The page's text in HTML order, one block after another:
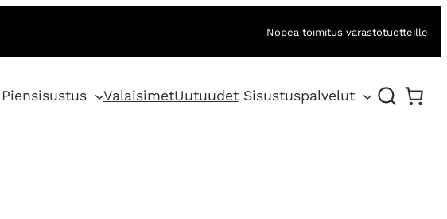
Nopea toimitus varastotuotteille
Piensisustus ValaisimetUutuudet Sisustuspalvelut